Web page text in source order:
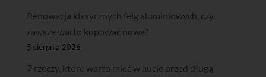
Renowacja klasycznych felg aluminiowych, czy
zawsze warto kupować nowe?
5 sierpnia 2026
7 rzeczy, które warto mieć w aucie przed długą